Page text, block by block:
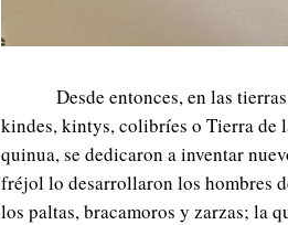
Desde entonces, en las
kindes, kintys, colibríes o Tierra de
quinua, se dedicaron a inventar
fréjol lo desarrollaron los hombres
los paltas, bracamoros y zarzas; la